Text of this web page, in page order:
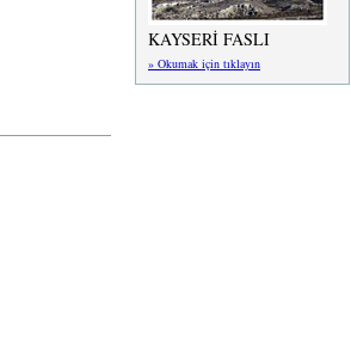
KAYSERİ FASLI
» Okumak için tıklayın